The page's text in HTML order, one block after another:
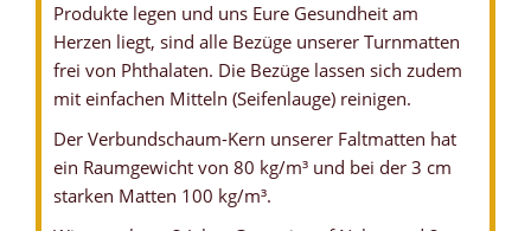
Produkte legen und uns Eure Gesundheit am
Herzen liegt, sind alle Bezüge unserer Turnmatten
frei von Phthalaten. Die Bezüge lassen sich zudem
mit einfachen Mitteln (Seifenlauge) reinigen.
Der Verbundschaum-Kern unserer Faltmatten hat
ein Raumgewicht von 80 kg/m³ und bei der 3 cm
starken Matten 100 kg/m³.